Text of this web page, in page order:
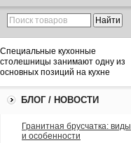
Специальные кухонные
столешницы занимают одну из
основных позиций на кухне
БЛОГ / НОВОСТИ
Гранитная брусчатка: виды
и особенности